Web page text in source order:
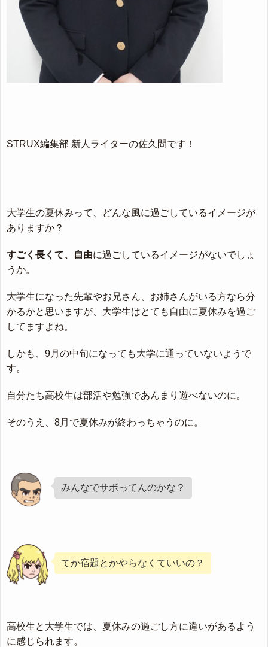
STRUX編集部 新人ライターの佐久間です！
大学生の夏休みって、どんな風に過ごしているイメージが
ありますか？
すごく長くて、自由に過ごしているイメージがないでしょ
うか。
大学生になった先輩やお兄さん、お姉さんがいる方なら分
かるかと思いますが、大学生はとても自由に夏休みを過ご
してますよね。
しかも、9月の中旬になっても大学に通っていないようで
す。
自分たち高校生は部活や勉強であんまり遊べないのに。
そのうえ、8月で夏休みが終わっちゃうのに。
みんなでサボってんのかな？
てか宿題とかやらなくていいの？
高校生と大学生では、夏休みの過ごし方に違いがあるよう
に感じられます。